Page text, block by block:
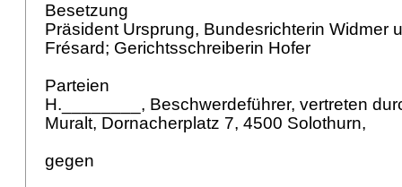
Besetzung
Präsident Ursprung, Bundesrichterin Widmer
Frésard; Gerichtsschreiberin Hofer
Parteien
H.________, Beschwerdeführer, vertreten
Muralt, Dornacherplatz 7, 4500 Solothurn,
gegen